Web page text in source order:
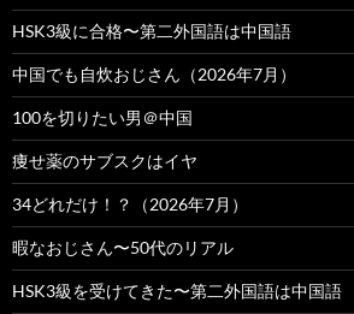
HSK3級に合格〜第二外国語は中国語
中国でも自炊おじさん（2026年7月）
100を切りたい男＠中国
痩せ薬のサブスクはイヤ
34どれだけ！？（2026年7月）
暇なおじさん〜50代のリアル
HSK3級を受けてきた〜第二外国語は中国語